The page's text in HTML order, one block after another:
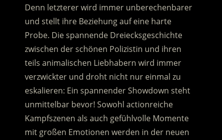
Denn letzterer wird immer unberechenbarer
und stellt ihre Beziehung auf eine harte
Probe. Die spannende Dreiecksgeschichte
zwischen der schönen Polizistin und ihren
teils animalischen Liebhabern wird immer
verzwickter und droht nicht nur einmal zu
eskalieren: Ein spannender Showdown steht
unmittelbar bevor! Sowohl actionreiche
Kampfszenen als auch gefühlvolle Momente
mit großen Emotionen werden in der neuen